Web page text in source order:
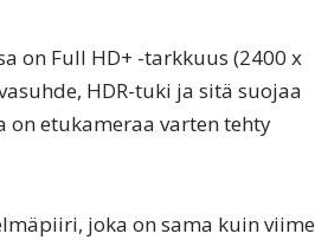
on Full HD+ -tarkkuus (2400 x
HDR-tuki ja sitä suojaa
on etukameraa varten tehty
joka on sama kuin viime